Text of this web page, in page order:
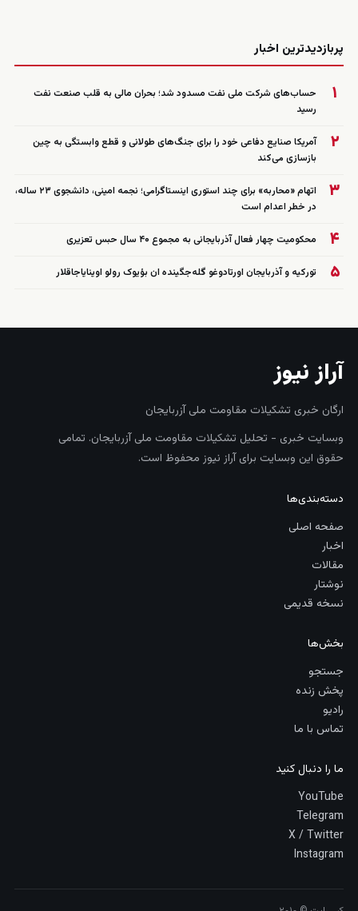
پربازدیدترین اخبار
۱
حساب‌های شرکت ملی نفت مسدود شد؛ بحران مالی به قلب صنعت نفت
رسید
۲
آمریکا صنایع دفاعی خود را برای جنگ‌های طولانی و قطع وابستگی به چین
بازسازی می‌کند
۳
اتهام «محاربه» برای چند استوری اینستاگرامی؛ نجمه امینی، دانشجوی ۲۳ ساله،
در خطر اعدام است
۴ محکومیت چهار فعال آذربایجانی به مجموع ۴۰ سال حبس تعزیری
۵ تورکیه و آذربایجان اورتادوغو گله‌جگینده ان بؤیوک رولو اوینایاجاقلار
آراز نیوز
ارگان خبری تشکیلات مقاومت ملی آزربایجان
وبسایت خبری - تحلیل تشکیلات مقاومت ملی آزربایجان. تمامی
حقوق این وبسایت برای آراز نیوز محفوظ است.
دسته‌بندی‌ها
صفحه اصلی
اخبار
مقالات
نوشتار
نسخه قدیمی
بخش‌ها
جستجو
پخش زنده
رادیو
تماس با ما
ما را دنبال کنید
YouTube
Telegram
X / Twitter
Instagram